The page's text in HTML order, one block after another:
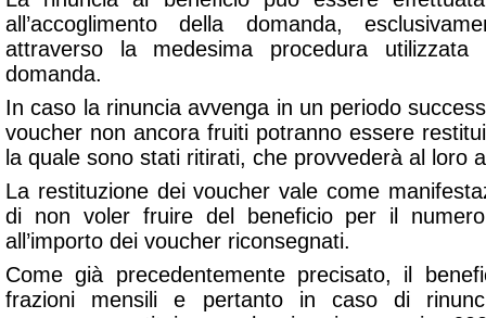
all’accoglimento della domanda,
attraverso la medesima procedura utilizzata
domanda.
In caso la rinuncia avvenga in un periodo
voucher non ancora fruiti potranno essere
la quale sono stati ritirati, che provvederà al loro
La restituzione dei voucher vale come
di non voler fruire del beneficio per il
all’importo dei voucher riconsegnati.
Come già precedentemente precisato, il
frazioni mensili e pertanto in caso di